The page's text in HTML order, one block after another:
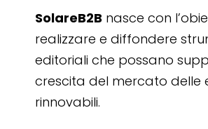
SolareB2B nasce con
realizzare e diffondere
editoriali che possano
crescita del mercato delle
rinnovabili.